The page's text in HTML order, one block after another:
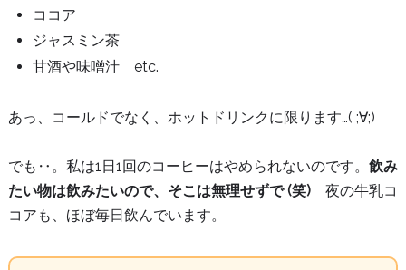
ココア
ジャスミン茶
甘酒や味噌汁 etc.
あっ、コールドでなく、ホットドリンクに限ります…( ;∀;)
でも‥。私は1日1回のコーヒーはやめられないのです。 飲み
たい物は飲みたいので、そこは無理せずで (笑)夜の牛乳コ
コアも、ほぼ毎日飲んでいます。